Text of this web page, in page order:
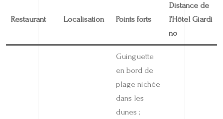
Restaurant Localisation Points forts
Distance de
l’Hôtel Giardi
no
Guinguette
en bord de
plage nichée
dans les
dunes ;